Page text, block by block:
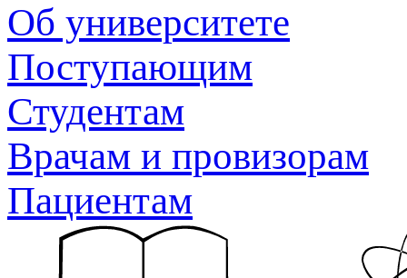
Об университете
Поступающим
Студентам
Врачам и провизорам
Пациентам